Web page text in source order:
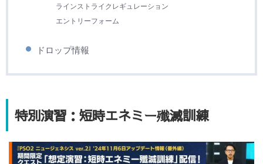
ラインストライクレギュレーション
エントリーフォーム
ドロップ情報
特別演習：短時エネミー殲滅訓練